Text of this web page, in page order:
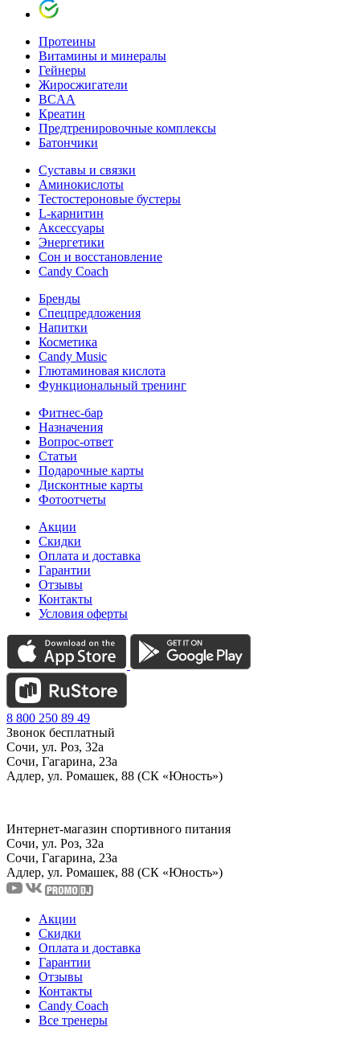
Протеины
Витамины и минералы
Гейнеры
Жиросжигатели
BCAA
Креатин
Предтренировочные комплексы
Батончики
Суставы и связки
Аминокислоты
Тестостероновые бустеры
L-карнитин
Аксессуары
Энергетики
Сон и восстановление
Candy Coach
Бренды
Спецпредложения
Напитки
Косметика
Candy Music
Глютаминовая кислота
Функциональный тренинг
Фитнес-бар
Назначения
Вопрос-ответ
Статьи
Подарочные карты
Дисконтные карты
Фотоотчеты
Акции
Скидки
Оплата и доставка
Гарантии
Отзывы
Контакты
Условия оферты
8 800 250 89 49
Звонок бесплатный
Сочи, ул. Роз, 32а
Сочи, Гагарина, 23а
Адлер, ул. Ромашек, 88 (СК «Юность»)
Интернет-магазин спортивного питания
Сочи, ул. Роз, 32а
Сочи, Гагарина, 23а
Адлер, ул. Ромашек, 88 (СК «Юность»)
Акции
Скидки
Оплата и доставка
Гарантии
Отзывы
Контакты
Candy Coach
Все тренеры